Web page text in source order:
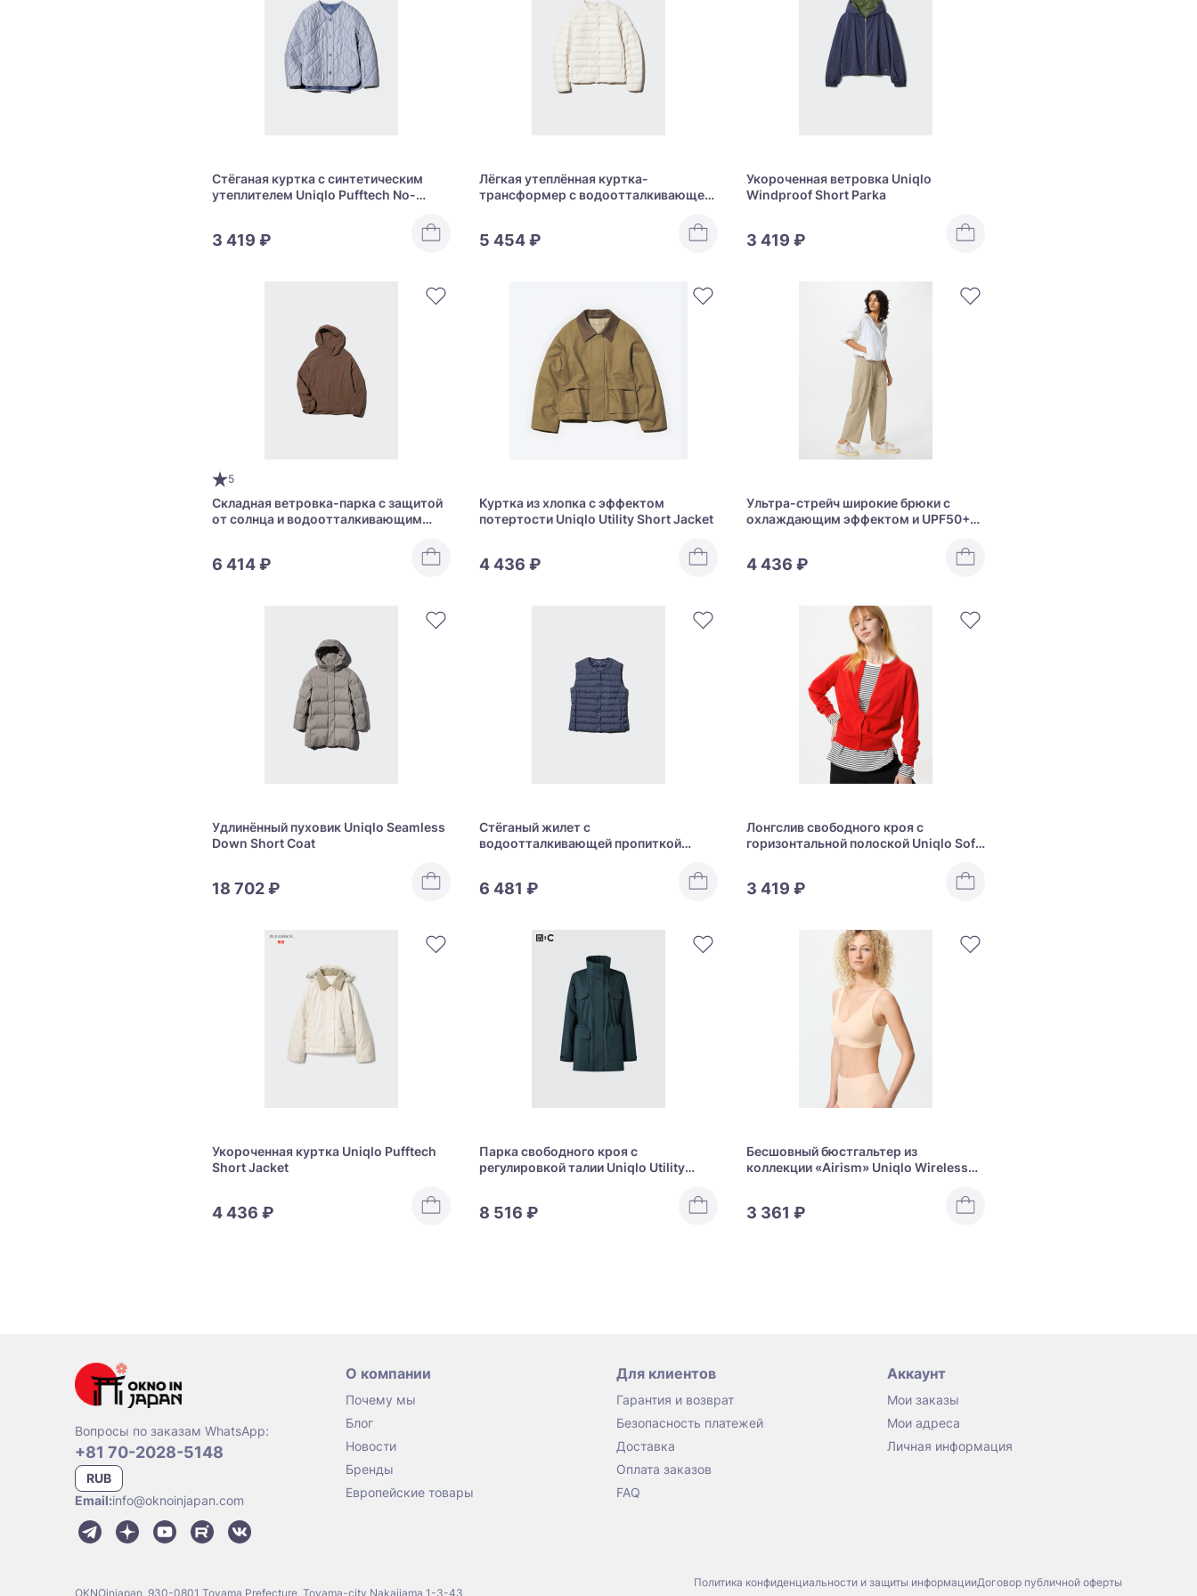
Стёганая куртка с синтетическим
утеплителем Uniqlo Pufftech No-
3 419 ₽
Лёгкая утеплённая куртка-
трансформер с водоотталкивающей
5 454 ₽
Укороченная ветровка Uniqlo
Windproof Short Parka
3 419 ₽
5
Складная ветровка-парка с защитой
от солнца и водоотталкивающим
6 414 ₽
Куртка из хлопка с эффектом
потертости Uniqlo Utility Short Jacket
4 436 ₽
Ультра-стрейч широкие брюки с
охлаждающим эффектом и UPF50+
4 436 ₽
Удлинённый пуховик Uniqlo Seamless
Down Short Coat
18 702 ₽
Стёганый жилет с
водоотталкивающей пропиткой
6 481 ₽
Лонгслив свободного кроя с
горизонтальной полоской Uniqlo Soft
3 419 ₽
Укороченная куртка Uniqlo Pufftech
Short Jacket
4 436 ₽
Парка свободного кроя с
регулировкой талии Uniqlo Utility
8 516 ₽
Бесшовный бюстгальтер из
коллекции «Airism» Uniqlo Wireless
3 361 ₽
Вопросы по заказам WhatsApp:
+81 70-2028-5148
RUB
Email:info@oknoinjapan.com
О компании
Почему мы
Блог
Новости
Бренды
Европейские товары
Для клиентов
Гарантия и возврат
Безопасность платежей
Доставка
Оплата заказов
FAQ
Аккаунт
Мои заказы
Мои адреса
Личная информация
OKNOinjapan, 930-0801 Toyama Prefecture, Toyama-city Nakajiama 1-3-43
Политика конфиденциальности и защиты информацииДоговор публичной оферты